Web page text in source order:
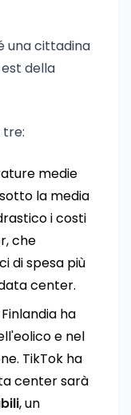
una cittadina
della
tre:
medie
la media
i costi
che
di spesa più
center.
Finlandia ha
e nel
TikTok ha
center sarà
, un